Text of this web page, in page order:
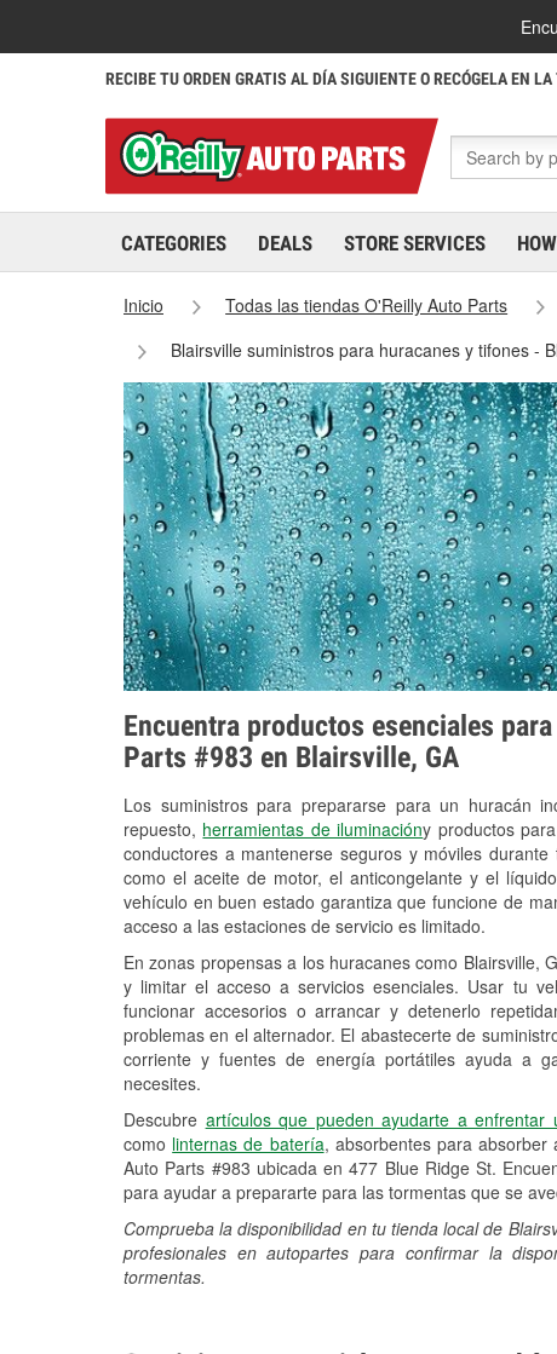
RECIBE TU ORDEN GRATIS AL DÍA SIGUIENTE O RECÓGELA EN
CATEGORIES DEALS STORE SERVICES
Inicio Todas las tiendas O'Reilly Auto Parts
Blairsville suministros para huracanes y tifones -
Encuentra productos esenciales
Parts #983 en Blairsville, GA
Los suministros para prepararse para un huracán
repuesto, herramientas de iluminacióny productos
conductores a mantenerse seguros y móviles
como el aceite de motor, el anticongelante y el
vehículo en buen estado garantiza que funcione de
acceso a las estaciones de servicio es limitado.
En zonas propensas a los huracanes como Blairsville,
y limitar el acceso a servicios esenciales. Usar tu
funcionar accesorios o arrancar y detenerlo
problemas en el alternador. El abastecerte de
corriente y fuentes de energía portátiles ayuda a
necesites.
Descubre artículos que pueden ayudarte a
como linternas de batería, absorbentes para absorber
Auto Parts #983 ubicada en 477 Blue Ridge St.
para ayudar a prepararte para las tormentas que se
Comprueba la disponibilidad en tu tienda local de
profesionales en autopartes para confirmar la
tormentas.